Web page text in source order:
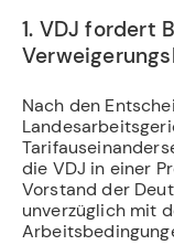
1. VDJ fordert
Nach den
die VDJ in einer
Vorstand der
unverzüglich mit